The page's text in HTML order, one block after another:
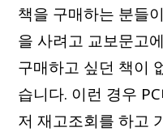
책을 구매하는 분들
을 사려고 교보문고
구매하고 싶던 책이
습니다. 이런 경우
저 재고조회를 하고